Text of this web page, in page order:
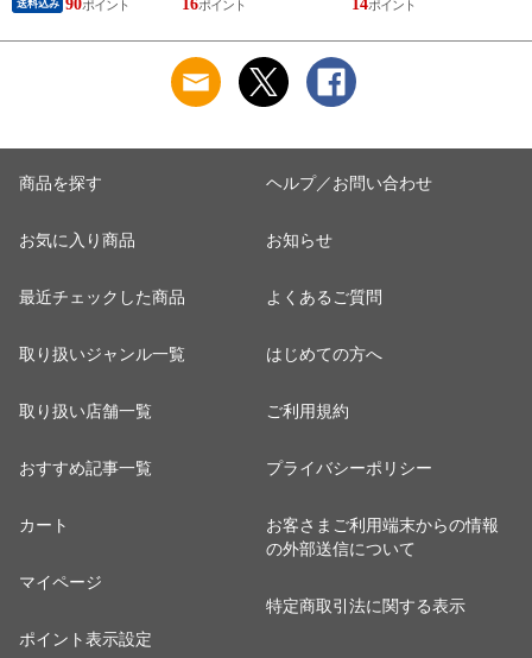
痛対策 疲れ 軽減 ル
ー
送料込み 90
ンズ5本指ソックス
16 14
商品を探す
お気に入り商品
最近チェックした商品
取り扱いジャンル一覧
取り扱い店舗一覧
おすすめ記事一覧
カート
マイページ
ポイント表示設定
ヘルプ／お問い合わせ
お知らせ
よくあるご質問
はじめての方へ
ご利用規約
プライバシーポリシー
お客さまご利用端末からの情報
の外部送信について
特定商取引法に関する表示